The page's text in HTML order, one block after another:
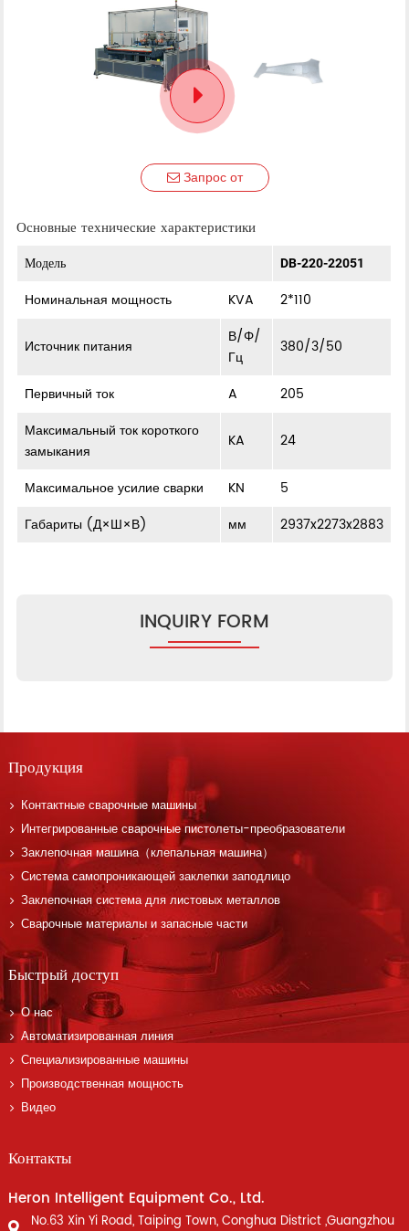
Запрос от
Основные технические характеристики
Модель DB-220-22051
Номинальная мощность KVA 2*110
Источник питания
В/Φ/
Гц
380/3/50
Первичный ток A
205
Максимальный ток короткого
замыкания
KA 24
Максимальное усилие сварки KN
5
Габариты (Д×Ш×В)
мм 2937x2273x2883
INQUIRY FORM
Продукция
Контактные сварочные машины
Интегрированные сварочные пистолеты-преобразователи
Заклепочная машина（клепальная машина）
Система самопроникающей заклепки заподлицо
Заклепочная система для листовых металлов
Сварочные материалы и запасные части
Быстрый доступ
О нас
Автоматизированная линия
Специализированные машины
Производственная мощность
Видео
Контакты
Heron Intelligent Equipment Co., Ltd.
No.63 Xin Yi Road, Taiping Town, Conghua District ,Guangzhou